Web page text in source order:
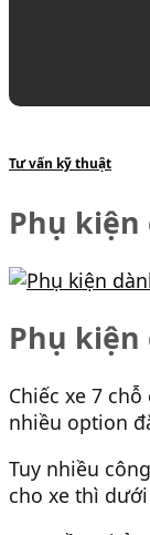
Tư vấn kỹ thuật
Phụ kiện
Phụ kiện
Chiếc xe 7
nhiều option
Tuy nhiều
cho xe thì